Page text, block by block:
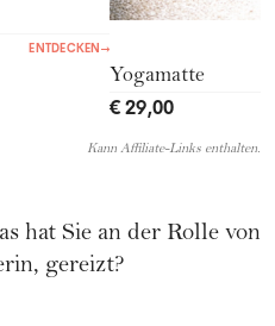
ENTDECKEN→
Yogamatte
€ 29,00
Kann Affiliate-Links enthalten.
hat Sie an der Rolle von
gereizt?